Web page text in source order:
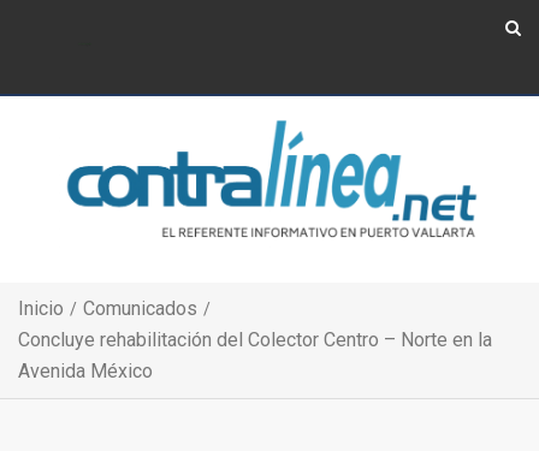
Inicio
Comunicados
Concluye rehabilitación del Colector Centro – Norte en la
Avenida México